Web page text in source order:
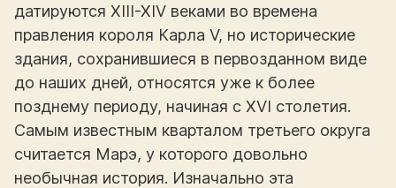
датируются XIII-XIV веками во времена
правления короля Карла V, но исторические
здания, сохранившиеся в первозданном виде
до наших дней, относятся уже к более
позднему периоду, начиная с XVI столетия.
Самым известным кварталом третьего округа
считается Марэ, у которого довольно
необычная история. Изначально эта